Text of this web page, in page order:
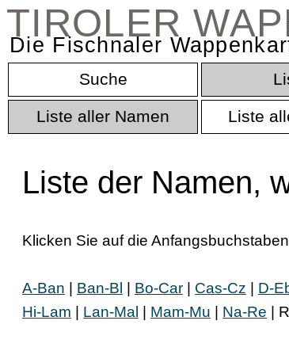
TIROLER
Die Fischnaler
Suche
Liste aller Namen
Liste
Liste der Namen,
Klicken Sie auf die
A‑Ban Ban‑Bl Bo‑Car Cas‑Cz
Hi‑Lam
Lan‑Mal Mam‑Mu Na‑Re |